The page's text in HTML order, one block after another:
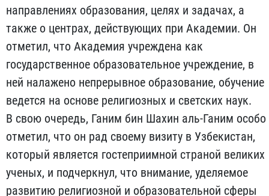
направлениях образования, целях и задачах, а
также о центрах, действующих при Академии. Он
отметил, что Академия учреждена как
государственное образовательное учреждение, в
ней налажено непрерывное образование, обучение
ведется на основе религиозных и светских наук.
В свою очередь, Ганим бин Шахин аль-Ганим особо
отметил, что он рад своему визиту в Узбекистан,
который является гостеприимной страной великих
ученых, и подчеркнул, что внимание, уделяемое
развитию религиозной и образовательной сферы